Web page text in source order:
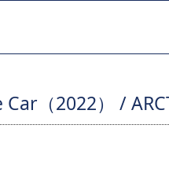
（2022） /